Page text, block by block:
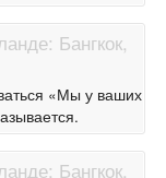
«Мы у ваших